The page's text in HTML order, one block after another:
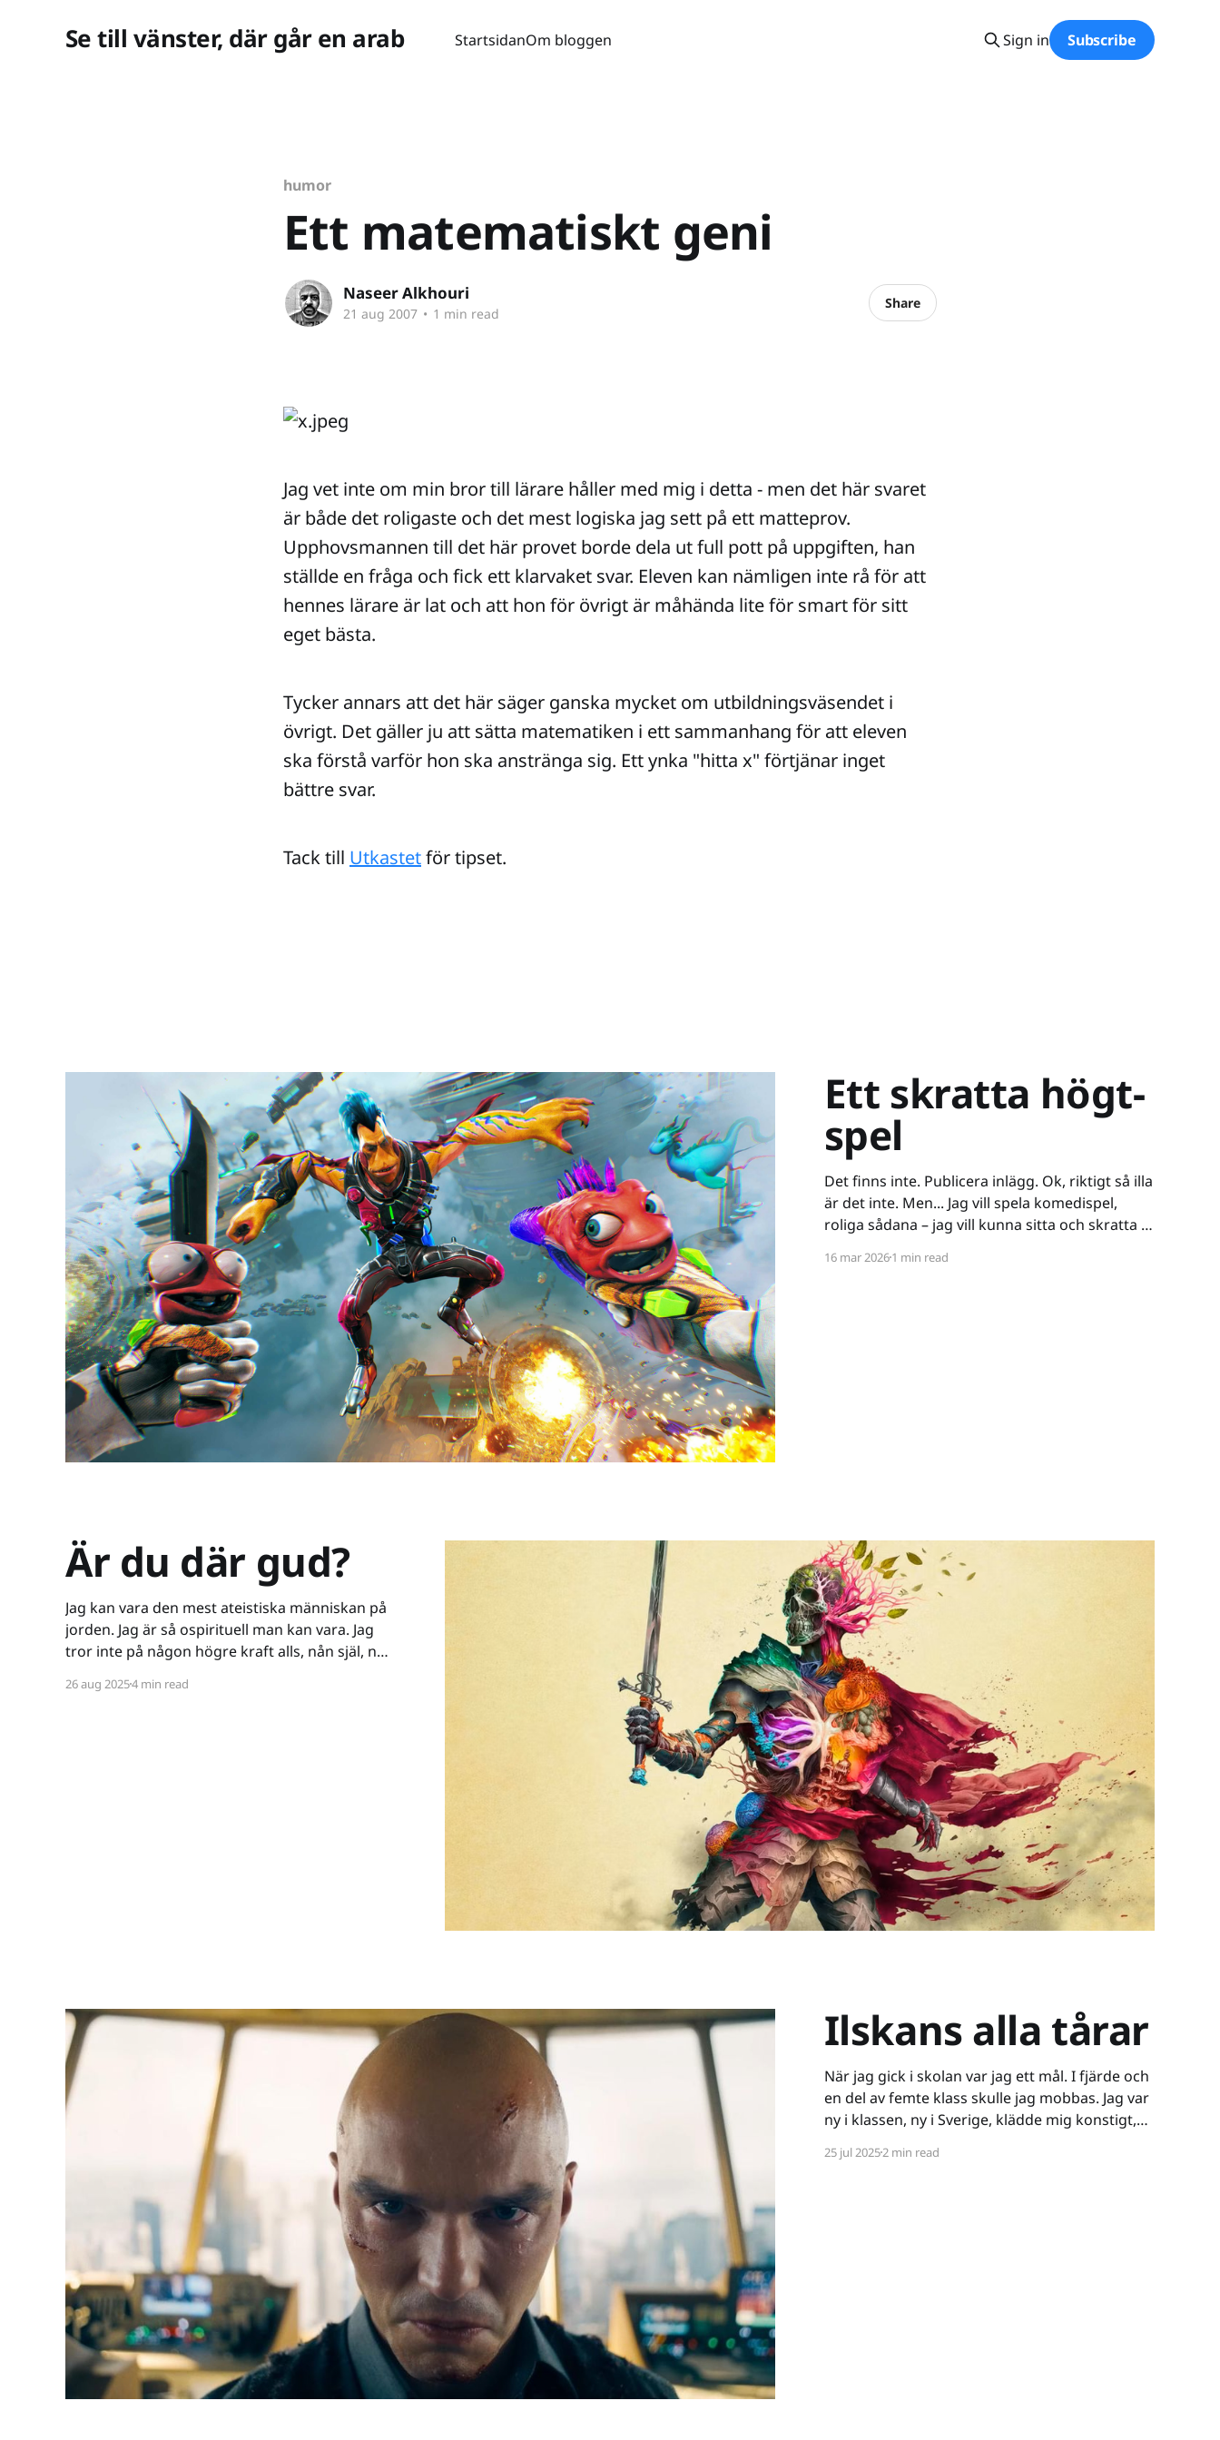
Se till vänster, där går en arab StartsidanOm bloggen Sign in Subscribe
humor
Ett matematiskt geni
Naseer Alkhouri
21 aug 2007 • 1 min read
Share
Jag vet inte om min bror till lärare håller med mig i detta - men det här svaret
är både det roligaste och det mest logiska jag sett på ett matteprov.
Upphovsmannen till det här provet borde dela ut full pott på uppgiften, han
ställde en fråga och fick ett klarvaket svar. Eleven kan nämligen inte rå för att
hennes lärare är lat och att hon för övrigt är måhända lite för smart för sitt
eget bästa.
Tycker annars att det här säger ganska mycket om utbildningsväsendet i
övrigt. Det gäller ju att sätta matematiken i ett sammanhang för att eleven
ska förstå varför hon ska anstränga sig. Ett ynka "hitta x" förtjänar inget
bättre svar.
Tack till Utkastetför tipset.
Ett skratta högt-
spel
Det finns inte. Publicera inlägg. Ok, riktigt så illa
är det inte. Men... Jag vill spela komedispel,
roliga sådana – jag vill kunna sitta och skratta åt
antingen in sig på ett kiss och bajs-spår eller så
16 mar 20261 min read
Är du där gud?
Jag kan vara den mest ateistiska människan på
jorden. Jag är så ospirituell man kan vara. Jag
tror inte på någon högre kraft alls, nån själ, nåt
och öde - till den grad att jag till och med vägrar
26 aug 20254 min read
Ilskans alla tårar
När jag gick i skolan var jag ett mål. I fjärde och
en del av femte klass skulle jag mobbas. Jag var
ny i klassen, ny i Sverige, klädde mig konstigt,
eller knopp. Ett lätt offer. Det började verbalt
25 jul 20252 min read